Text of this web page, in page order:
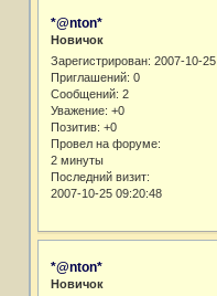
*@nton*
Новичок
Зарегистрирован: 2007-10-25
Приглашений: 0
Сообщений: 2
Уважение: +0
Позитив: +0
Провел на форуме:
2 минуты
Последний визит:
2007-10-25 09:20:48
*@nton*
Новичок